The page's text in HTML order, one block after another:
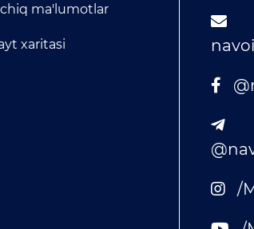
ma'lumotlar
xaritasi
/